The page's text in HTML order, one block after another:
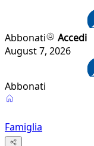
Abbonati
Accedi
August 7, 2026
Abbonati
Famiglia